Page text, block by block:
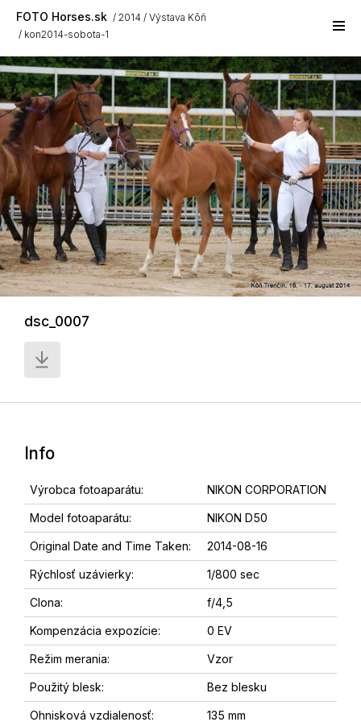
FOTO Horses.sk 2014
Výstava Kôň
kon2014-sobota-1
dsc_0007
Info
Výrobca fotoaparátu: NIKON CORPORATION
Model fotoaparátu: NIKON D50
Original Date and Time Taken: 2014-08-16
Rýchlosť uzávierky: 1/800 sec
Clona: f/4,5
Kompenzácia expozície: 0 EV
Režim merania: Vzor
Použitý blesk: Bez blesku
Ohnisková vzdialenosť: 135 mm